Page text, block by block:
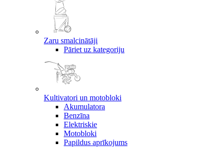
Zaru smalcinātāji
Pāriet uz kategoriju
Kultivatori un motobloki
Akumulatora
Benzīna
Elektriskie
Motobloki
Papildus aprīkojums